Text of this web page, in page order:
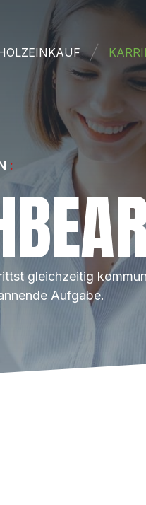
gleichzeitig
Aufgabe.